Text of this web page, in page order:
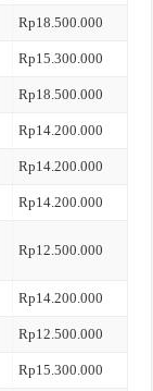
Rp18.500.000
Rp15.300.000
Rp18.500.000
Rp14.200.000
Rp14.200.000
Rp14.200.000
Rp12.500.000
Rp14.200.000
Rp12.500.000
Rp15.300.000